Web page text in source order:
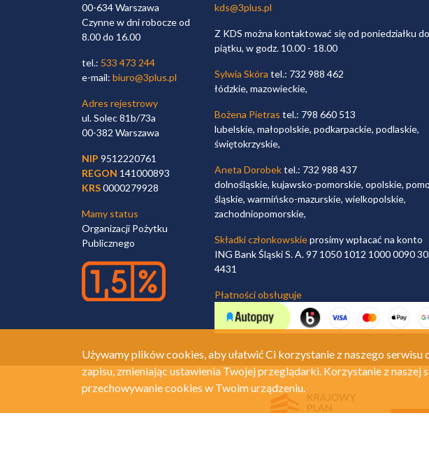
00-634 Warszawa
Czynne w dni robocze od
8.00 do 16.00
tel.: 533 473 244
e-mail: biuro@3plus.pl
Adres rejestrowy
ul. Solec 81b/73a
00-382 Warszawa
NIP 9512220761
REGON 141000893
KRS0000279928
Mamy status
Organizacji Pożytku
Publicznego
kds@3plus.pl
Z KDS można kontaktować się od poniedziałku do
piątku, w godz. 10.00 - 18.00
Sylwia Skóra tel.: 732 988 462
łódzkie, mazowieckie,
Bożena Pietras tel.: 798 660 513
lubelskie, małopolskie, podkarpackie, podlaskie,
świętokrzyskie,
Aneta Dorobektel.: 732 988 437
dolnośląskie, kujawsko-pomorskie, opolskie,
śląskie, warmińsko-mazurskie, wielkopolskie,
zachodniopomorskie,
Składki członkowskieprosimy wpłacać na konto
ING Bank Śląski S. A. 97 1050 1012 1000 0090
4431
Płatności obsługuje
Używamy plików cookies, aby ułatwić Ci korzystanie z naszego
zapisu, zmieniając ustawienia Twojej przeglądarki. Korzystanie z naszej
przechowywanie cookies w Twoim urządzeniu.